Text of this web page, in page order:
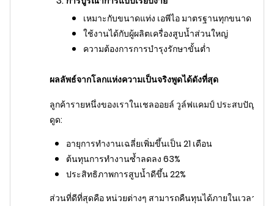
เหมาะกับขนาดแท่ง เอพีไอ มาตรฐานทุกขนาด
ใช้งานได้กับผู้ผลิตเครื่องสูบน้ำส่วนใหญ่
ความต้องการการบำรุงรักษาขั้นต่ำ
ผลลัพธ์จากโลกแห่งความเป็นจริงพูดได้ดังที่สุด
ลูกค้ารายหนึ่งของเราในเชลออยล์ วูล์ฟแคมป์ ประสบปัญหา
ดูด:
อายุการทำงานเฉลี่ยเพิ่มขึ้นเป็น 21 เดือน
ต้นทุนการทำงานซ้ำลดลง 63%
ประสิทธิภาพการสูบน้ำดีขึ้น 22%
ส่วนที่ดีที่สุดคือ หน่วยต่างๆ สามารถคืนทุนได้ภายในเวลาไม่